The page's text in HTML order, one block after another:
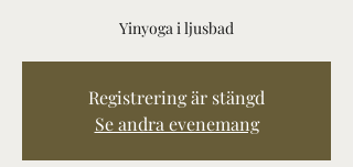
Yinyoga i ljusbad
Registrering är stängd
Se andra evenemang